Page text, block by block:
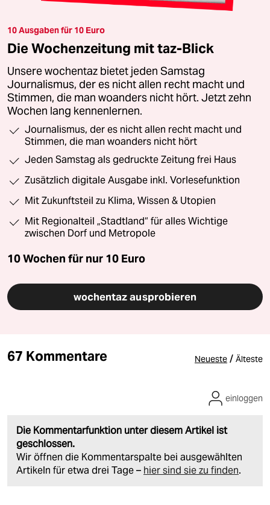
10 Ausgaben für 10 Euro
Die Wochenzeitung mit taz-Blick
Unsere wochentaz bietet jeden Samstag
Journalismus, der es nicht allen recht macht und
Stimmen, die man woanders nicht hört. Jetzt zehn
Wochen lang kennenlernen.
Journalismus, der es nicht allen recht macht und
Stimmen, die man woanders nicht hört
Jeden Samstag als gedruckte Zeitung frei Haus
Zusätzlich digitale Ausgabe inkl. Vorlesefunktion
Mit Zukunftsteil zu Klima, Wissen & Utopien
Mit Regionalteil „Stadtland“ für alles Wichtige
zwischen Dorf und Metropole
10 Wochen für nur 10 Euro
wochentaz ausprobieren
67 Kommentare Neueste / Älteste
Die Kommentarfunktion unter diesem Artikel ist
geschlossen.
Wir öffnen die Kommentarspalte bei ausgewählten
Artikeln für etwa drei Tage – hier sind sie zu finden.
einloggen